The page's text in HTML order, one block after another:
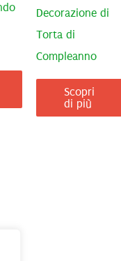
Decorazione di
Torta di
Compleanno
Scopri
di più